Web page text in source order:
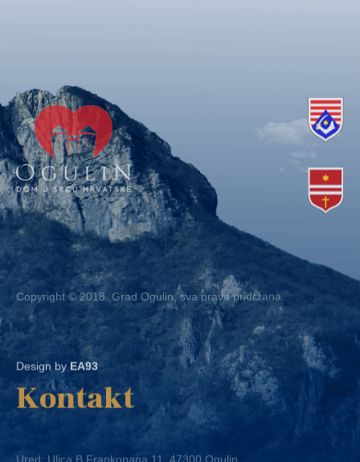
Copyright © 2018. Grad Ogulin, sva prava pridržana.
Design byEA93
Kontakt
Ured: Ulica B.Frankopana 11, 47300 Ogulin
Telefon:+ 385 47 522 612